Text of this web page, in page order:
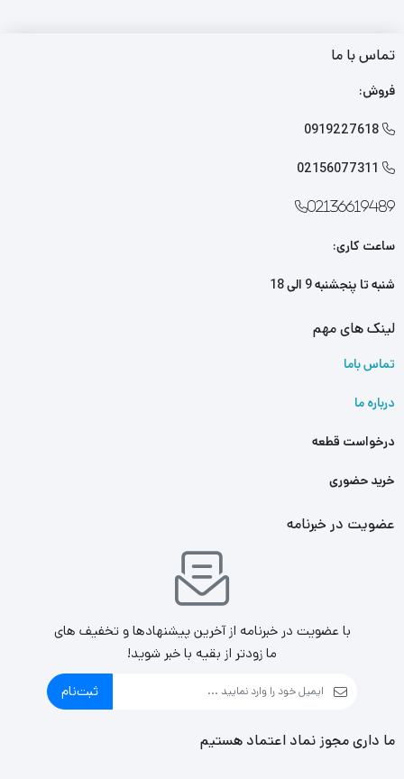
تماس با ما
فروش:

0919227618

02156077311
02136619489
ساعت کاری:
شنبه تا پنجشنبه 9 الی 18
لینک های مهم
تماس باما
درباره ما
درخواست قطعه
خرید حضوری
عضویت در خبرنامه
با عضویت در خبرنامه از آخرین پیشنهادها و تخفیف های
ما زودتر از بقیه با خبر شوید!
ثبت‌نام
ما داری مجوز نماد اعتماد هستیم